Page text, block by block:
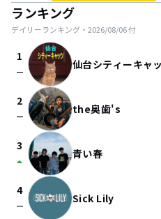
ランキング
デイリーランキング・ 2026/08/06付
1
check_indeterminate_small 仙台シティーキャ
2
check_indeterminate_small the奥歯's
3
arrow_drop_up 青い春
4
check_indeterminate_small Sick Lily